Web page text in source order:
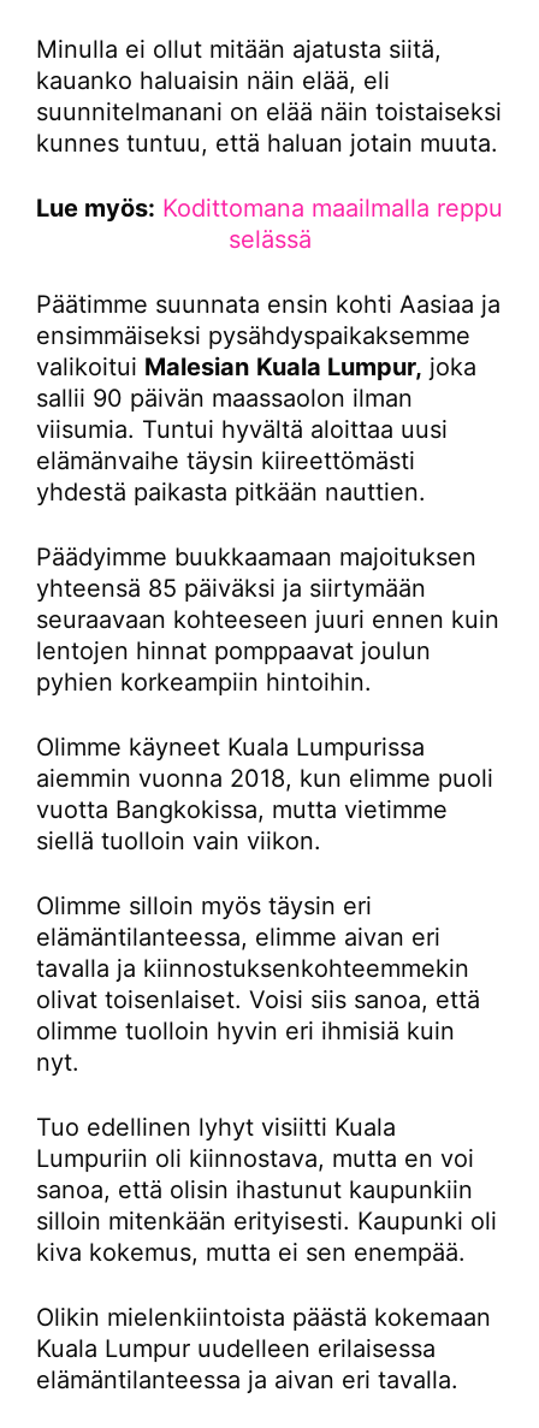
Minulla ei ollut mitään ajatusta siitä,
kauanko haluaisin näin elää, eli
suunnitelmanani on elää näin toistaiseksi
kunnes tuntuu, että haluan jotain muuta.
Lue myös: Kodittomana maailmalla reppu
selässä
Päätimme suunnata ensin kohti Aasiaa ja
ensimmäiseksi pysähdyspaikaksemme
valikoitui Malesian Kuala Lumpur, joka
sallii 90 päivän maassaolon ilman
viisumia. Tuntui hyvältä aloittaa uusi
elämänvaihe täysin kiireettömästi
yhdestä paikasta pitkään nauttien.
Päädyimme buukkaamaan majoituksen
yhteensä 85 päiväksi ja siirtymään
seuraavaan kohteeseen juuri ennen kuin
lentojen hinnat pomppaavat joulun
pyhien korkeampiin hintoihin.
Olimme käyneet Kuala Lumpurissa
aiemmin vuonna 2018, kun elimme puoli
vuotta Bangkokissa, mutta vietimme
siellä tuolloin vain viikon.
Olimme silloin myös täysin eri
elämäntilanteessa, elimme aivan eri
tavalla ja kiinnostuksenkohteemmekin
olivat toisenlaiset. Voisi siis sanoa, että
olimme tuolloin hyvin eri ihmisiä kuin
nyt.
Tuo edellinen lyhyt visiitti Kuala
Lumpuriin oli kiinnostava, mutta en voi
sanoa, että olisin ihastunut kaupunkiin
silloin mitenkään erityisesti. Kaupunki oli
kiva kokemus, mutta ei sen enempää.
Olikin mielenkiintoista päästä kokemaan
Kuala Lumpur uudelleen erilaisessa
elämäntilanteessa ja aivan eri tavalla.